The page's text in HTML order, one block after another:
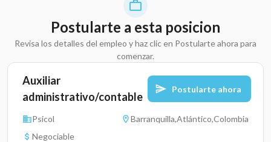
Postularte a esta posicion
Revisa los detalles del empleo y haz clic en Postularte ahora para
comenzar.
Auxiliar
administrativo/contable
Postularte ahora
Psicol
Barranquilla,Atlántico,Colombia
Negociable